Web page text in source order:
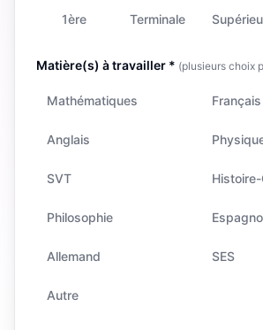
1ère Terminale
Matière(s) à travailler * (plusieurs choix
Mathématiques Français
Anglais
SVT
Philosophie
Allemand SES
Autre